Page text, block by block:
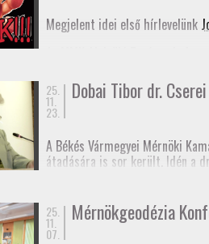
Megjelent idei első hírlevelünk
Boldog Új Évet Kívánunk a
25.
11.
23.
Dobai Tibor dr.
A Békés Vármegyei Mérnöki
átadására is sor került. Idén a
Dr. Cserei Pál a Békés
Gratulálunk!
25.
11.
07.
Mérnökgeodézia